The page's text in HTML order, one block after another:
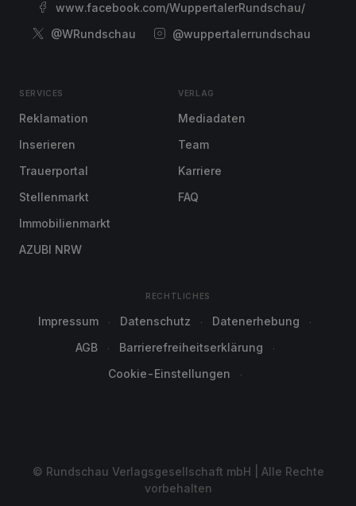
www.facebook.com/WuppertalerRundschau/
@WRundschau
@wuppertalerrundschau
SERVICES
Reklamation
Inserieren
Trauerportal
Stellenmarkt
Immobilienmarkt
AZUBI NRW
VERLAG
Mediadaten
Team
Karriere
FAQ
RECHTLICHES
Impressum Datenschutz
Datenerhebung
AGB
Barrierefreiheitserklärung
Cookie-Einstellungen
© Rundschau Verlagsgesellschaft mbH | Alle Rechte
vorbehalten